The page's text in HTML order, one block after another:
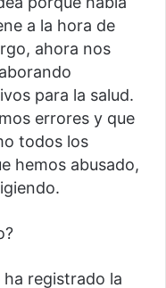
a la hora de
ahora nos
para la salud.
errores y que
todos los
hemos abusado,
registrado la